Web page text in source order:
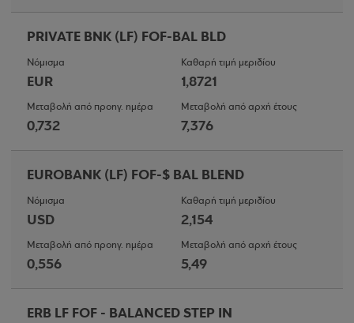
PRIVATE BNK (LF) FOF-BAL BLD
Νόμισμα
EUR
Καθαρή τιμή μεριδίου
1,8721
Μεταβολή από προηγ. ημέρα
0,732
Μεταβολή από αρχή έτους
7,376
EUROBANK (LF) FOF-$ BAL BLEND
Νόμισμα
USD
Καθαρή τιμή μεριδίου
2,154
Μεταβολή από προηγ. ημέρα
0,556
Μεταβολή από αρχή έτους
5,49
ERB LF FOF - BALANCED STEP IN